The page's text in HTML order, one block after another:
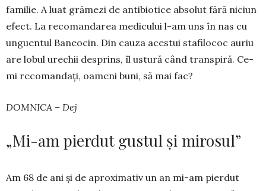
familie. A luat grămezi de anti­biotice absolut fără niciun
efect. La re­co­man­darea medicului l-am uns în nas cu
un­gu­en­tul Baneocin. Din cauza acestui stafilococ au­riu
are lobul urechii desprins, îl ustură când transpiră. Ce-
mi recoman­dați, oameni buni, să mai fac?
DOMNICA – Dej
„Mi-am pierdut gustul și mirosul”
Am 68 de ani și de apro­ximativ un an mi-am pier­dut